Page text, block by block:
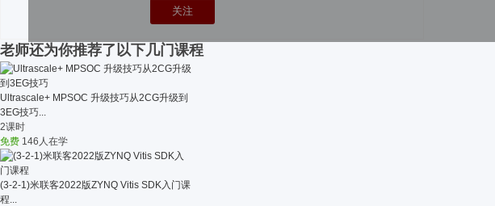
关注
老师还为你推荐了以下几门课程
Ultrascale+ MPSOC 升级技巧从2CG升级到
3EG技巧...
2课时
免费 146人在学
(3-2-1)米联客2022版ZYNQ Vitis SDK入门课
程...